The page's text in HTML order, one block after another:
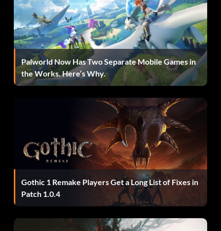
Parecer un boxeador - BRUZ
Parecer un jugador - MRFU
Parecer un carnicero - PHAM
Parecer un motero - HAWG
Parecer un burro sadomasoquista - JASS
Luce como la concubina del Antiguo Wu - TATS
Parecer un chulo - P1MP código alternativo - PIMP
Parecer un vagabundo - B00Z
Parecer un cadáver - J1MM
Palworld Now Has Two Separate Mobile Games in
the Works. Here’s Why.
Gothic 1 Remake Players Get a Long List of Fixes in
Patch 1.0.4